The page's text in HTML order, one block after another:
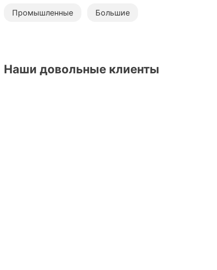
Промышленные Большие
Наши довольные клиенты